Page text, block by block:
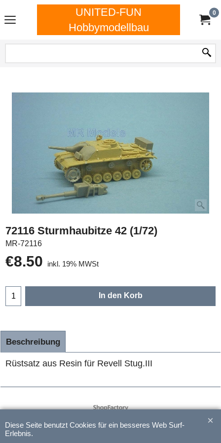
UNITED-FUN
Hobbymodellbau
0
72116 Sturmhaubitze 42 (1/72)
MR-72116
€8.50 inkl. 19% MWSt
In den Korb
Beschreibung
Rüstsatz aus Resin für Revell Stug.III
WebShop erstellt mit
Diese Seite benutzt Cookies für ein besseres Web Surf-
Erlebnis.